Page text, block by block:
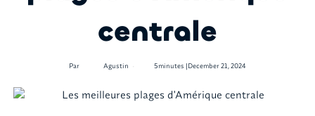
centrale
Par Agustin 5minutes |December 21, 2024